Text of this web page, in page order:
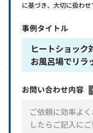
に基づき、大切に扱わせ
事例タイトル
ヒートショッ
お風呂場でリラ
お問い合わせ内容